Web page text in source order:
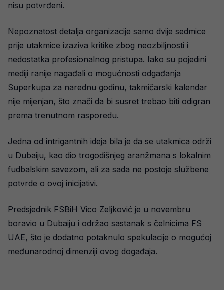
nisu potvrđeni.
Nepoznatost detalja organizacije samo dvije sedmice
prije utakmice izaziva kritike zbog neozbiljnosti i
nedostatka profesionalnog pristupa. Iako su pojedini
mediji ranije nagađali o mogućnosti odgađanja
Superkupa za narednu godinu, takmičarski kalendar
nije mijenjan, što znači da bi susret trebao biti odigran
prema trenutnom rasporedu.
Jedna od intrigantnih ideja bila je da se utakmica održi
u Dubaiju, kao dio trogodišnjeg aranžmana s lokalnim
fudbalskim savezom, ali za sada ne postoje službene
potvrde o ovoj inicijativi.
Predsjednik FSBiH Vico Zeljković je u novembru
boravio u Dubaiju i održao sastanak s čelnicima FS
UAE, što je dodatno potaknulo spekulacije o mogućoj
međunarodnoj dimenziji ovog događaja.